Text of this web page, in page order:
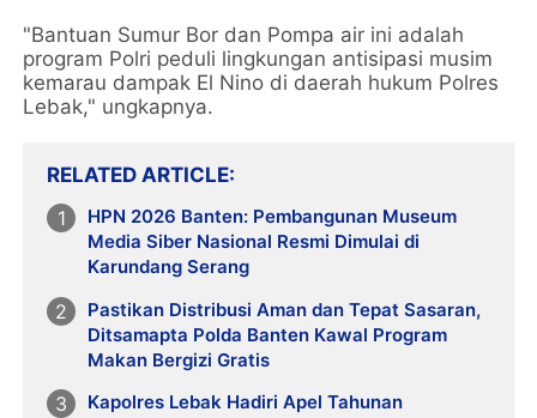
"Bantuan Sumur Bor dan Pompa air ini adalah
program Polri peduli lingkungan antisipasi musim
kemarau dampak El Nino di daerah hukum Polres
Lebak," ungkapnya.
RELATED ARTICLE
HPN 2026 Banten: Pembangunan Museum
Media Siber Nasional Resmi Dimulai di
Karundang Serang
Pastikan Distribusi Aman dan Tepat Sasaran,
Ditsamapta Polda Banten Kawal Program
Makan Bergizi Gratis
Kapolres Lebak Hadiri Apel Tahunan